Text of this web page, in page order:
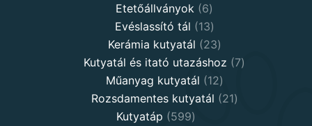
products
Etetőállványok 66
products
Evéslassító tál 1313
products
Kerámia kutyatál 2323
products
Kutyatál és itató utazáshoz 77
Műanyag kutyatál 1212
products
Rozsdamentes kutyatál 2121
Kutyatáp 599599